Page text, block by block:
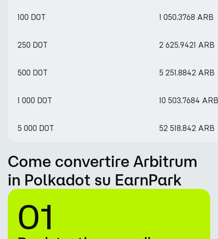
100 DOT 1 050.3768 ARB
250 DOT 2 625.9421 ARB
500 DOT 5 251.8842 ARB
1 000 DOT 10 503.7684 ARB
5 000 DOT 52 518.842 ARB
Come convertire Arbitrum
in Polkadot su EarnPark
01